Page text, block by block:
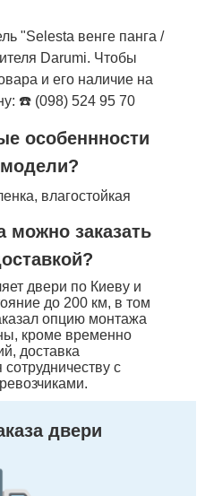
"Selesta венге панга /
Darumi. Чтобы
и его наличие на
☎️ (098) 524 95 70
особеннности
влагостойкая
можно заказать
двери по Киеву и
до 200 км, в том
опцию монтажа
кроме временно
доставка
с
двери